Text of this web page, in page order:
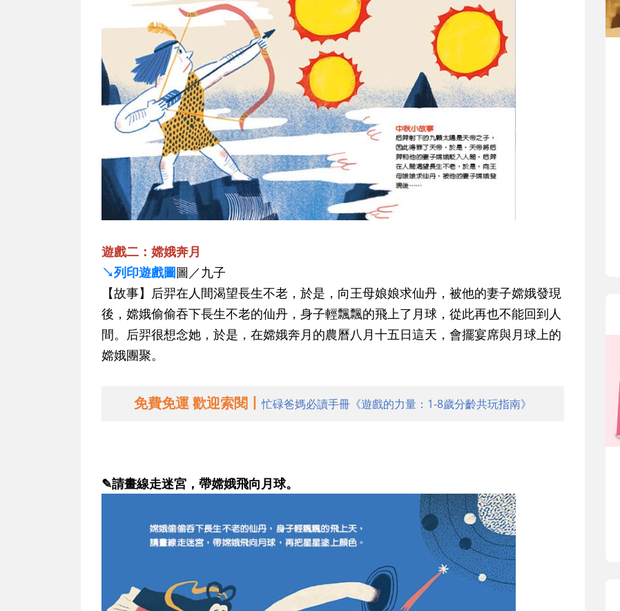
遊戲二：嫦娥奔月
↘列印遊戲圖圖／九子
【故事】后羿在人間渴望長生不老，於是，向王母娘娘求仙丹，被他的妻子嫦娥發現
後，嫦娥偷偷吞下長生不老的仙丹，身子輕飄飄的飛上了月球，從此再也不能回到人
間。后羿很想念她，於是，在嫦娥奔月的農曆八月十五日這天，會擺宴席與月球上的
嫦娥團聚。
免費免運 歡迎索閱丨忙碌爸媽必讀手冊《遊戲的力量：1-8歲分齡共玩指南》
✎請畫線走迷宮，帶嫦娥飛向月球。